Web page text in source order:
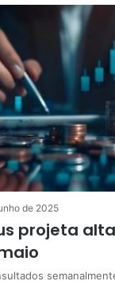
de 2025
projeta